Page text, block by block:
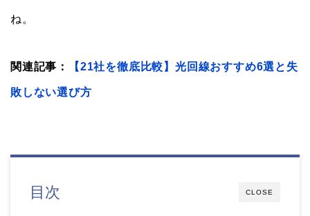
ね。
関連記事： 【21社を徹底比較】光回線おすすめ6選と失
敗しない選び方
CLOSE
目次